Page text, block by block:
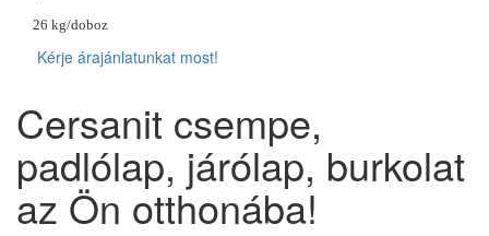
26 kg/doboz
Kérje árajánlatunkat most!
Cersanit csempe,
padlólap, járólap, burkolat
az Ön otthonába!